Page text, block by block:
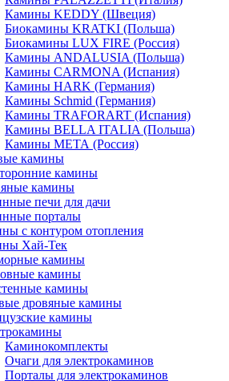
Камины KEDDY (Швеция)
Биокамины KRATKI (Польша)
Биокамины LUX FIRE (Россия)
Камины ANDALUSIA (Польша)
Камины CARMONA (Испания)
Камины HARK (Германия)
Камины Schmid (Германия)
Камины TRAFORART (Испания)
Камины BELLA ITALIA (Польша)
Камины МЕТА (Россия)
камины
камины
камины
печи для дачи
порталы
с контуром отопления
Хай-Тек
камины
камины
камины
дровяные камины
камины
Каминокомплекты
Очаги для электрокаминов
Порталы для электрокаминов